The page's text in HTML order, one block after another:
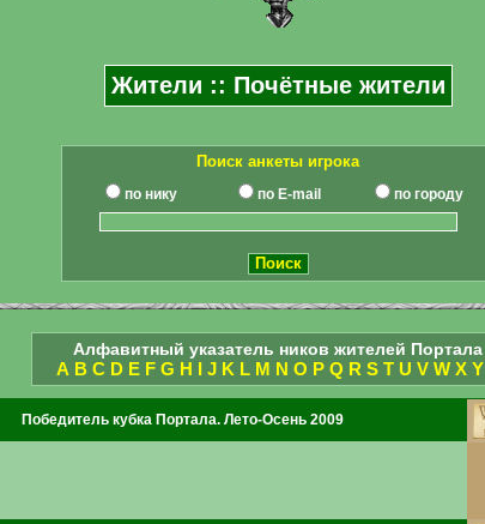
Жители :: Почётные жители
Поиск анкеты игрока
по нику по E-mail по городу
Алфавитный указатель ников жителей Портала
A B C D E F G H I J K L M N O P Q R S T U V W X Y
Победитель кубка Портала. Лето-Осень 2009